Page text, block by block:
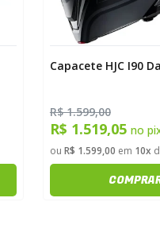
Capacete HJC I90
R$ 1.599,00
R$ 1.519,05 no
ou R$ 1.599,00 em 10x